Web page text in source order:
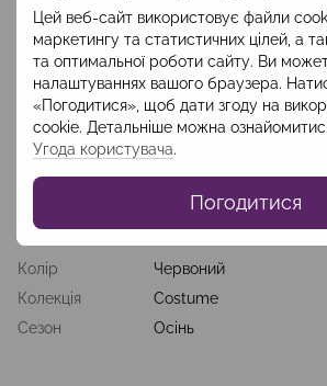
Цей веб-сайт використовує файли
маркетингу та статистичних цілей, а
та оптимальної роботи сайту. Ви
налаштуваннях вашого браузера.
«Погодитися», щоб дати згоду на
cookie. Детальніше можна
Угода користувача.
Погодитися
Елегантна сукня з жакетоподібним
типу “олівець” стане у пригоді жінкам,
дрес-код, віддають перевагу темним
деталей. Стриманість і консервативність
оригінальним елементом у вигляді
виглядають як ефектний елемент декору.
з вовни, тому ідеально підійде для
Склад: вовна 97%, еластан 3%; підклад:
Характеристики
Колір
Червоний
Колекція
Costume
Сезон
Осінь